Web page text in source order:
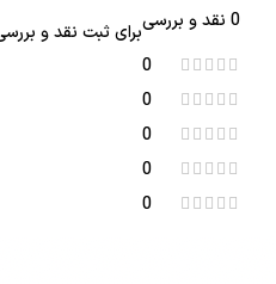
0 نقد و بررسی
0
0
0
0
0
برای ثبت نقد و